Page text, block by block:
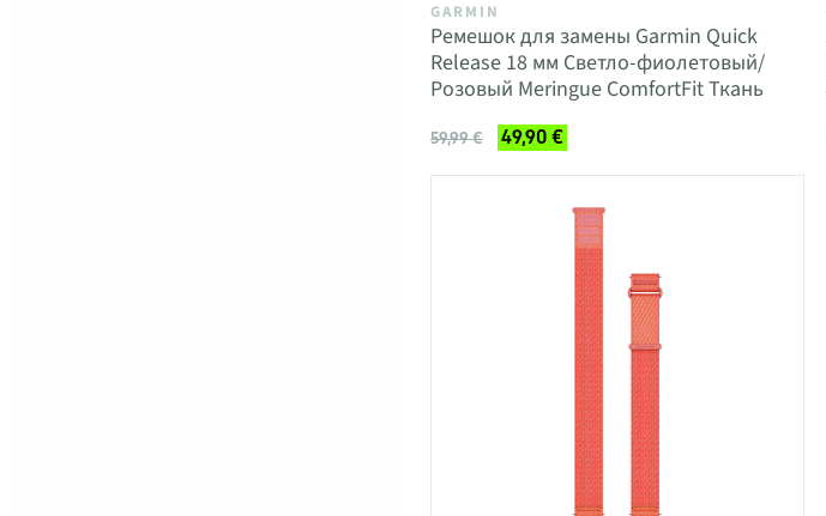
GARMIN
Ремешок для замены Garmin Quick
Release 18 мм Светло-фиолетовый/
Розовый Meringue ComfortFit Ткань
59,99 € 49,90 €